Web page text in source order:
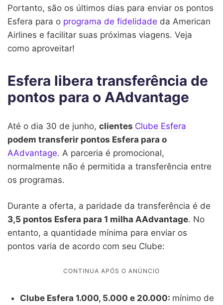
Portanto, são os últimos dias para enviar os pontos
Esfera para o programa de fidelidade da American
Airlines e facilitar suas próximas viagens. Veja
como aproveitar!
Esfera libera transferência de
pontos para o AAdvantage
Até o dia 30 de junho, clientes Clube Esfera
podem transferir pontos Esfera para o
AAdvantage. A parceria é promocional,
normalmente não é permitida a transferência entre
os programas.
Durante a oferta, a paridade da transferência é de
3,5 pontos Esfera para 1 milha AAdvantage. No
entanto, a quantidade mínima para enviar os
pontos varia de acordo com seu Clube:
Clube Esfera 1.000, 5.000 e 20.000: mínimo de